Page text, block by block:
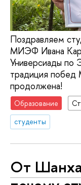
Поздравляем
МИЭФ Ивана
Универсиады по
традиция
продолжена!
Образование
студенты
От